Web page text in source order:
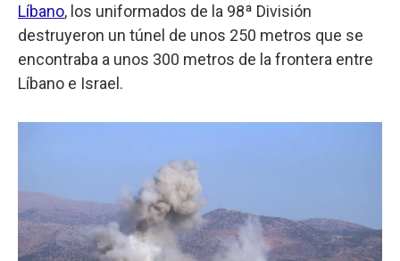
Líbano, los uniformados de la 98ª División
destruyeron un túnel de unos 250 metros que se
encontraba a unos 300 metros de la frontera entre
Líbano e Israel.